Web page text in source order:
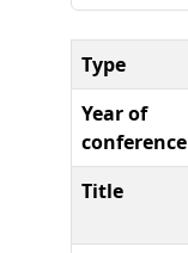
Type
Year of
conference
Title